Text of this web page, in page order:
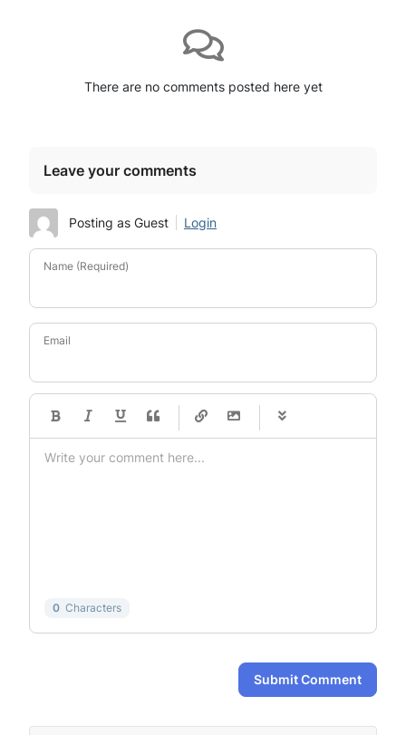
There are no comments posted here yet
Leave your comments
Posting as Guest Login
Name (Required)
Email
-
-
-
-
0 Characters
Submit Comment